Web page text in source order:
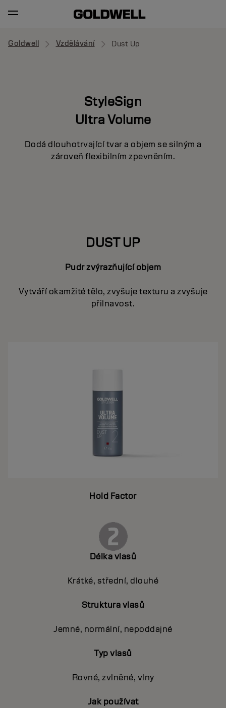
Goldwell Vzdělávání Dust Up
StyleSign
Ultra Volume
Dodá dlouhotrvající tvar a objem se silným a
zároveň flexibilním zpevněním.
DUST UP
Pudr zvýrazňující objem
Vytváří okamžité tělo, zvyšuje texturu a zvyšuje
přilnavost.
Hold Factor
Délka vlasů
Krátké, střední, dlouhé
Struktura vlasů
Jemné, normální, nepoddajné
Typ vlasů
Rovné, zvlněné, vlny
Jak používat